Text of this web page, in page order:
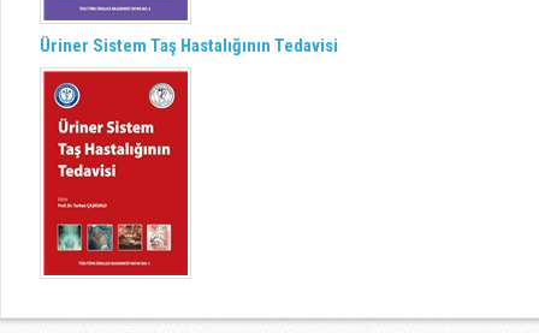
Üriner Sistem Taş Hastalığının Tedavisi